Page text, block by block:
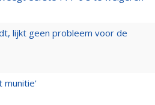
lijkt geen probleem voor de
munitie'